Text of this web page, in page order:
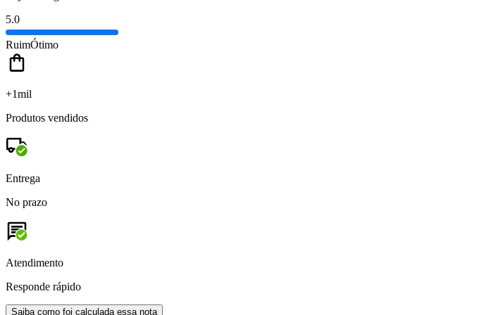
5.0
RuimÓtimo
+1mil
Produtos vendidos
Entrega
No prazo
Atendimento
Responde rápido
Saiba como foi calculada essa nota